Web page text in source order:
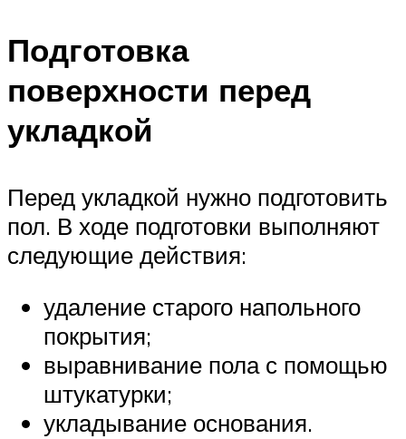
Подготовка
поверхности перед
укладкой
Перед укладкой нужно подготовить
пол. В ходе подготовки выполняют
следующие действия:
удаление старого напольного
покрытия;
выравнивание пола с помощью
штукатурки;
укладывание основания.